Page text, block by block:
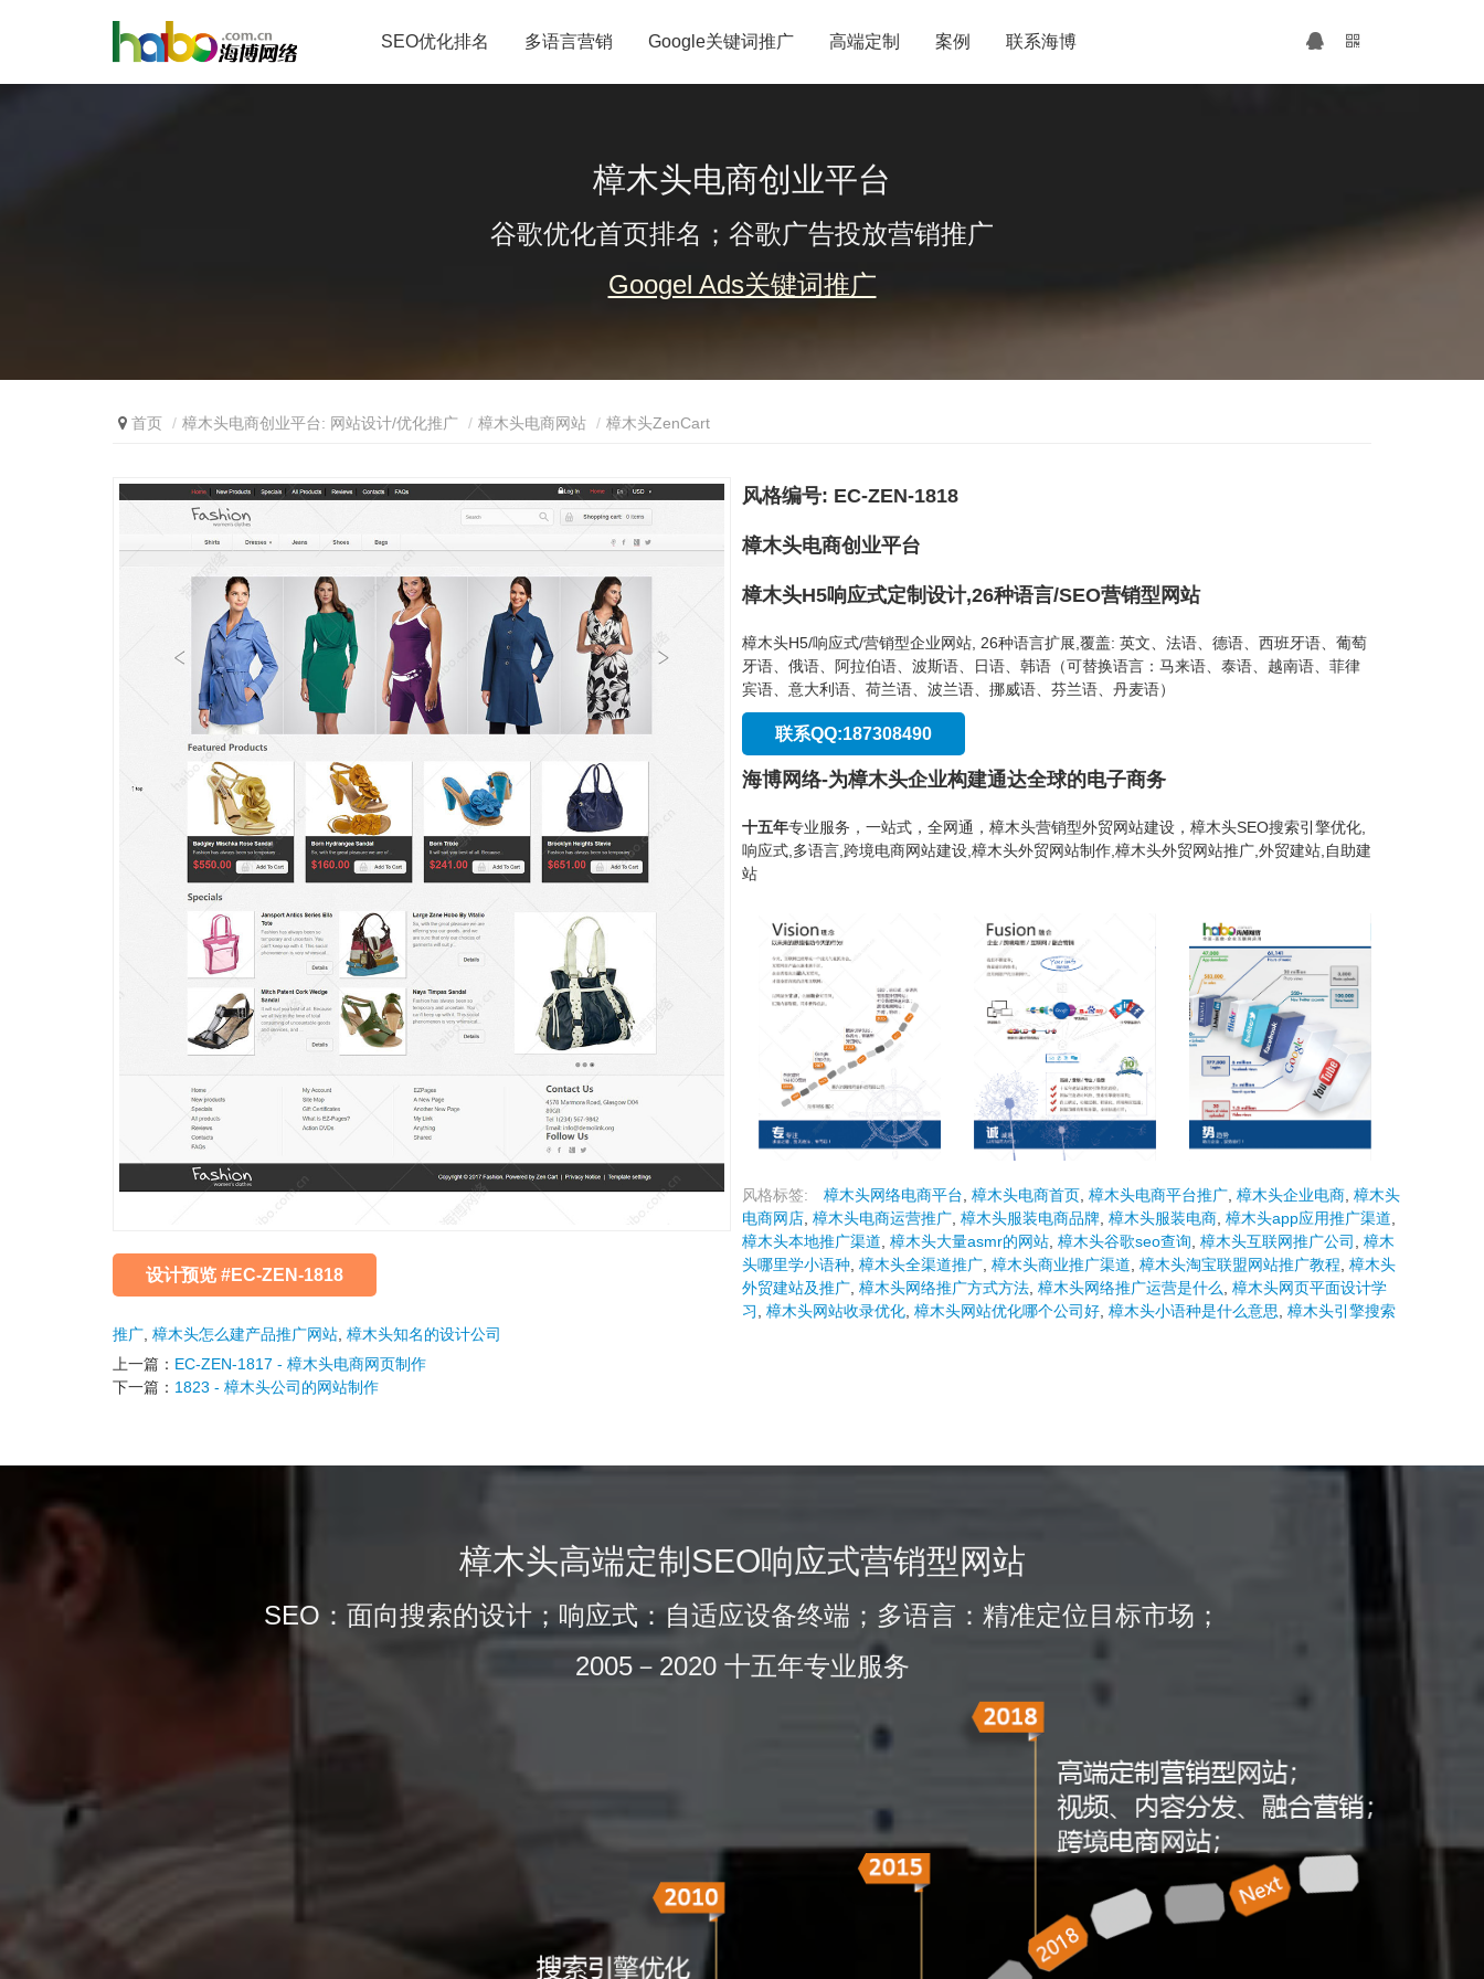
SEO优化排名 多语言营销 Google关键词推广 高端定制 案例 联系海博
樟木头电商创业平台
谷歌优化首页排名；谷歌广告投放营销推广
Googel Ads关键词推广
首页 樟木头电商创业平台: 网站设计/优化推广 樟木头电商网站 樟木头ZenCart
设计预览 #EC-ZEN-1818
风格编号: EC-ZEN-1818
樟木头电商创业平台
樟木头H5响应式定制设计,26种语言/SEO营销型网站
樟木头H5/响应式/营销型企业网站, 26种语言扩展,覆盖: 英文、法语、德语、西班牙语、葡萄
牙语、俄语、阿拉伯语、波斯语、日语、韩语（可替换语言：马来语、泰语、越南语、菲律
宾语、意大利语、荷兰语、波兰语、挪威语、芬兰语、丹麦语）
联系QQ:187308490
海博网络-为樟木头企业构建通达全球的电子商务
十五年专业服务，一站式，全网通，樟木头营销型外贸网站建设，樟木头SEO搜索引擎优化,
响应式,多语言,跨境电商网站建设,樟木头外贸网站制作,樟木头外贸网站推广,外贸建站,自助建
站
风格标签: 樟木头网络电商平台 樟木头电商首页 樟木头电商平台推广 樟木头企业电商 樟木头
电商网店 樟木头电商运营推广 樟木头服装电商品牌 樟木头服装电商 樟木头app应用推广渠道
樟木头本地推广渠道 樟木头大量asmr的网站 樟木头谷歌seo查询 樟木头互联网推广公司
樟木
头哪里学小语种 樟木头全渠道推广 樟木头商业推广渠道 樟木头淘宝联盟网站推广教程 樟木头
外贸建站及推广 樟木头网络推广方式方法 樟木头网络推广运营是什么
樟木头网页平面设计学
习
樟木头网站收录优化 樟木头网站优化哪个公司好 樟木头小语种是什么意思 樟木头引擎搜索
推广 樟木头怎么建产品推广网站 樟木头知名的设计公司
上一篇： EC-ZEN-1817 - 樟木头电商网页制作
下一篇： 1823 - 樟木头公司的网站制作
樟木头高端定制SEO响应式营销型网站
SEO：面向搜索的设计；响应式：自适应设备终端；多语言：精准定位目标市场；
2005－2020 十五年专业服务